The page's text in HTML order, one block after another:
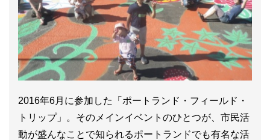
2016年6月に参加した「ポートランド・フィールド・
トリップ」。そのメインイベントのひとつが、市民活
動が盛んなことで知られるポートランドでも有名な活